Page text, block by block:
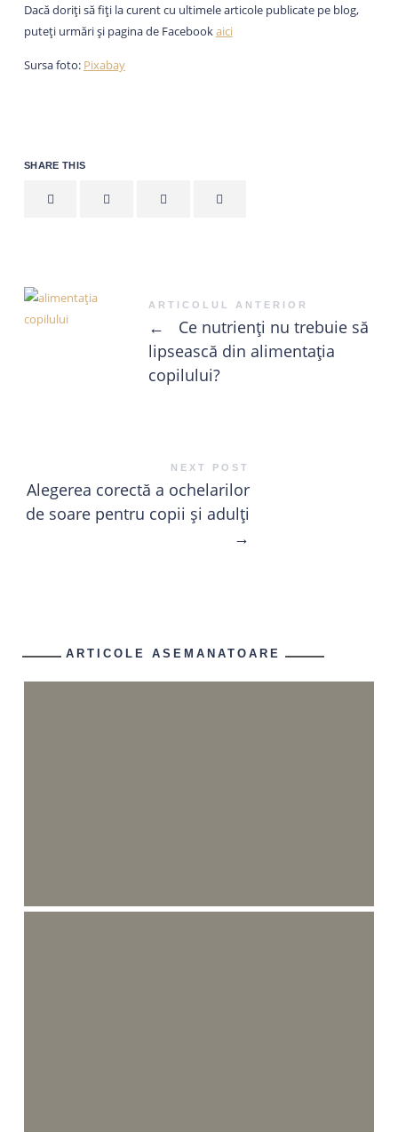
Dacă doriți să fiți la curent cu ultimele articole publicate pe blog,
puteți urmări și pagina de Facebookaici
Sursa foto: Pixabay
SHARE THIS
ARTICOLUL ANTERIOR
←
Ce nutrienți nu trebuie să
lipsească din alimentația
copilului?
NEXT POST
Alegerea corectă a ochelarilor
de soare pentru copii și adulți
→
ARTICOLE ASEMANATOARE